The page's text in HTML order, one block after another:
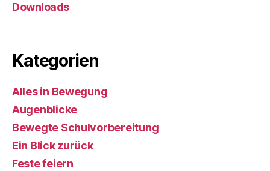
Downloads
Kategorien
Alles in Bewegung
Augenblicke
Bewegte Schulvorbereitung
Ein Blick zurück
Feste feiern